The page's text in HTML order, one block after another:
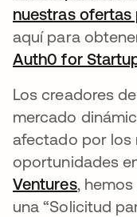
nuestras ofertas
aquí para
Auth0 for
Los creadores
mercado
afectado por los
oportunidades
Venturesse abre
,
una “Solicitud